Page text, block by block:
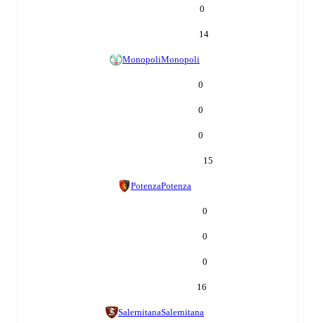
0
14
MonopoliMonopoli
0
0
0
15
PotenzaPotenza
0
0
0
16
SalernitanaSalernitana